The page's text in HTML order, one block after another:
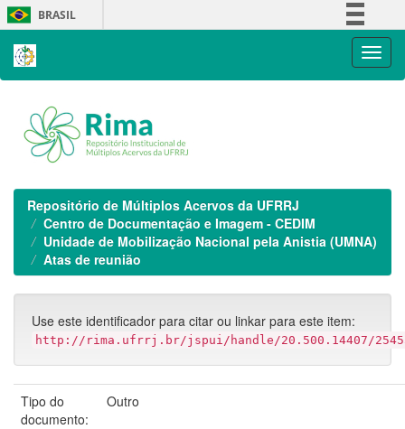
Skip
navigation
BRASIL
Repositório de Múltiplos Acervos da UFRRJ
Centro de Documentação e Imagem - CEDIM
Unidade de Mobilização Nacional pela Anistia (UMNA)
Atas de reunião
Use este identificador para citar ou linkar para este item:
http://rima.ufrrj.br/jspui/handle/20.500.14407/
Tipo do
documento:
Outro